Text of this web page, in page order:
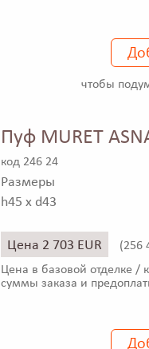
чтобы
Пуф MURET
код 246 24
Размеры
h45 x d43
Цена 2 703 EUR (256
Цена в базовой отделке /
суммы заказа и